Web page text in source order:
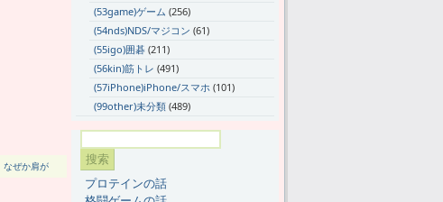
なぜか肩が
(53game)ゲーム (256)
(54nds)NDS/マジコン (61)
(55igo)囲碁 (211)
(56kin)筋トレ (491)
(57iPhone)iPhone/スマホ (101)
(99other)未分類 (489)
プロテインの話